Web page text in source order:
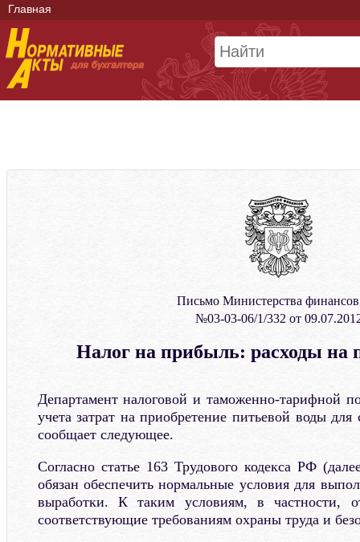
Главная
Письмо Министерства
№03-03-06/1/332 от
Налог на прибыль: расходы на
Департамент налоговой и таможенно-тарифной
учета затрат на приобретение питьевой воды для
сообщает следующее.
Согласно статье 163 Трудового кодекса РФ
обязан обеспечить нормальные условия для
выработки. К таким условиям, в частности,
соответствующие требованиям охраны труда и